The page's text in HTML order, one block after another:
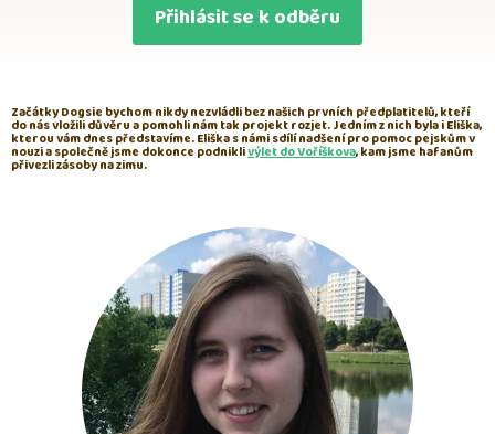
Přihlásit se k odběru
Začátky Dogsie bychom nikdy nezvládli bez našich prvních předplatitelů, kteří
do nás vložili důvěru a pomohli nám tak projekt rozjet. Jedním z nich byla i Eliška,
kterou vám dnes představíme. Eliška s námi sdílí nadšení pro pomoc pejskům v
nouzi a společně jsme dokonce podniklivýlet do Voříškova, kam jsme hafanům
přivezli zásoby na zimu.